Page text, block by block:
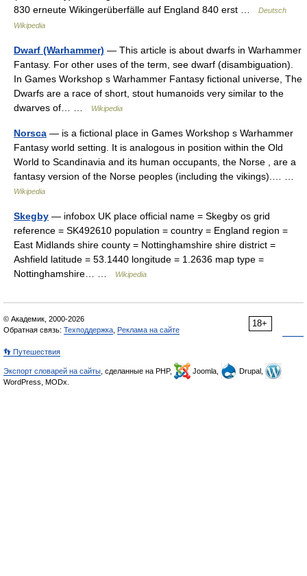
830 erneute Wikingerüberfälle auf England 840 erst …
Deutsch
Wikipedia
Dwarf (Warhammer) — This article is about dwarfs in Warhammer
Fantasy. For other uses of the term, see dwarf (disambiguation).
In Games Workshop s Warhammer Fantasy fictional universe, The
Dwarfs are a race of short, stout humanoids very similar to the
dwarves of… …
Wikipedia
Norsca — is a fictional place in Games Workshop s Warhammer
Fantasy world setting. It is analogous in position within the Old
World to Scandinavia and its human occupants, the Norse , are a
fantasy version of the Norse peoples (including the vikings).… …
Wikipedia
Skegby — infobox UK place official name = Skegby os grid
reference = SK492610 population = country = England region =
East Midlands shire county = Nottinghamshire shire district =
Ashfield latitude = 53.1440 longitude = 1.2636 map type =
Nottinghamshire… …
Wikipedia
18+
© Академик, 2000-2026
Обратная связь: Техподдержка Реклама на сайте
👣 Путешествия
Экспорт словарей на сайты , сделанные на PHP, Joomla,
Drupal,
WordPress, MODx.